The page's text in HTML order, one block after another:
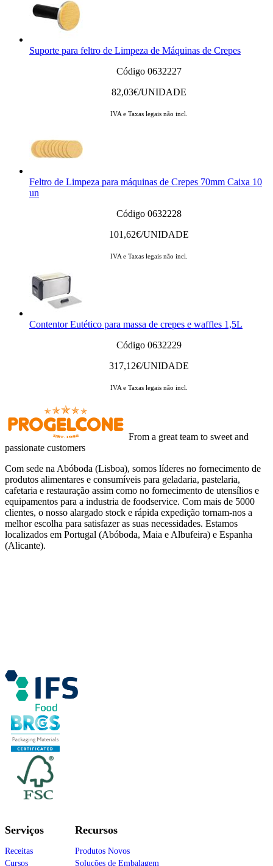
Suporte para feltro de Limpeza de Máquinas de Crepes
Código 0632227
82,03€/UNIDADE
IVA e Taxas legais não incl.
Feltro de Limpeza para máquinas de Crepes 70mm Caixa 10
un
Código 0632228
101,62€/UNIDADE
IVA e Taxas legais não incl.
Contentor Eutético para massa de crepes e waffles 1,5L
Código 0632229
317,12€/UNIDADE
IVA e Taxas legais não incl.
From a great team to sweet and
passionate customers
Com sede na Abóboda (Lisboa), somos líderes no fornecimento de
produtos alimentares e consumíveis para geladaria, pastelaria,
cafetaria e restauração assim como no fornecimento de utensílios e
equipamentos para a industria de foodservice. Com mais de 5000
clientes, o nosso alargado stock e rápida expedição tornam-nos a
melhor escolha para satisfazer as suas necessidades. Estamos
localizados em Portugal (Abóboda, Maia e Albufeira) e Espanha
(Alicante).
Serviços
Receitas
Cursos
Recursos
Produtos Novos
Soluções de Embalagem